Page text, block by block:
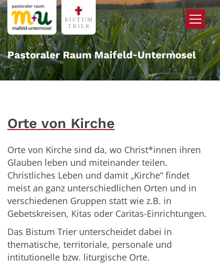
Zum Inhalt springen
Pastoraler Raum Maifeld‑Untermosel
Orte von Kirche
Orte von Kirche sind da, wo Christ*innen ihren
Glauben leben und miteinander teilen.
Christliches Leben und damit „Kirche“ findet
meist an ganz unterschiedlichen Orten und in
verschiedenen Gruppen statt wie z.B. in
Gebetskreisen, Kitas oder Caritas-Einrichtungen.
Das Bistum Trier unterscheidet dabei in
thematische, territoriale, personale und
intitutionelle bzw. liturgische Orte.